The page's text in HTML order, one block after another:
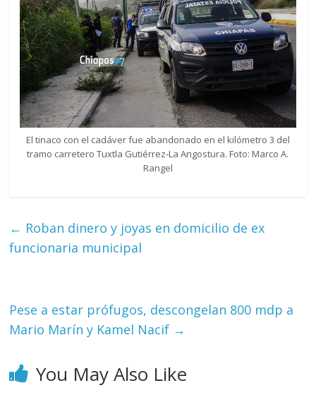
El tinaco con el cadáver fue abandonado en el kilómetro 3 del
tramo carretero Tuxtla Gutiérrez-La Angostura. Foto: Marco A.
Rangel
← Roban dinero y joyas en domicilio de ex
funcionaria municipal
Pese a estar prófugos, descongelan 800 mdp a
Mario Marín y Kamel Nacif →
You May Also Like